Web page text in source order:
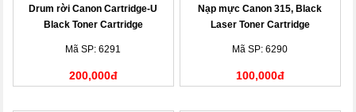
Drum rời Canon Cartridge-U
Black Toner Cartridge
Mã SP: 6291
200,000đ
Nạp mực Canon 315, Black
Laser Toner Cartridge
Mã SP: 6290
100,000đ